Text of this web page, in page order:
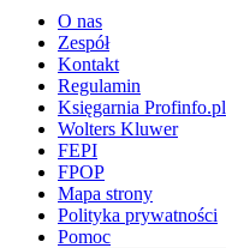
O nas
Zespół
Kontakt
Regulamin
Księgarnia Profinfo.pl
Wolters Kluwer
FEPI
FPOP
Mapa strony
Polityka prywatności
Pomoc